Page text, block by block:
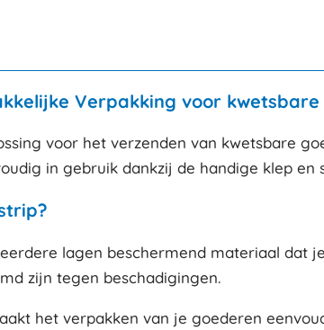
Verpakking voor
voor het verzenden van kwetsbare
in gebruik dankzij de handige klep en
lagen beschermend materiaal dat
zijn tegen beschadigingen.
het verpakken van je goederen